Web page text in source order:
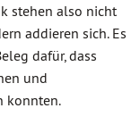
stehen also nicht
addieren sich. Es
dafür, dass
und
konnten.